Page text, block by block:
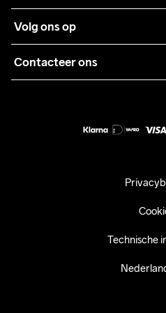
Teamwear
Samenwerkingen
Pers
Algemene voorwaarden
Retour
Volg ons op
Contacteer ons
Technische